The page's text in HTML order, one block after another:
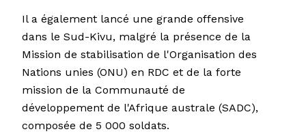
Il a également lancé une grande offensive
dans le Sud-Kivu, malgré la présence de la
Mission de stabilisation de l'Organisation des
Nations unies (ONU) en RDC et de la forte
mission de la Communauté de
développement de l'Afrique australe (SADC),
composée de 5 000 soldats.